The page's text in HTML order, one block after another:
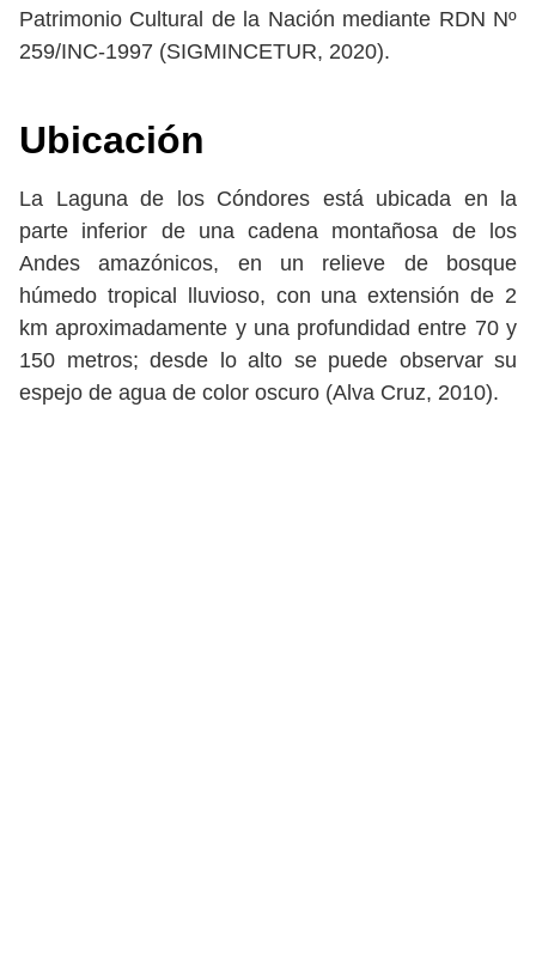
Patrimonio Cultural de la Nación mediante RDN Nº
259/INC-1997 (SIGMINCETUR, 2020).
Ubicación
La Laguna de los Cóndores está ubicada en la
parte inferior de una cadena montañosa de los
Andes amazónicos, en un relieve de bosque
húmedo tropical lluvioso, con una extensión de 2
km aproximadamente y una profundidad entre 70 y
150 metros; desde lo alto se puede observar su
espejo de agua de color oscuro (Alva Cruz, 2010).